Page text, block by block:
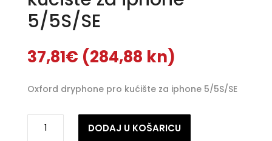
5/5S/SE
37,81€ (284,88 kn)
Oxford dryphone pro kućište za iphone 5/5S/SE
dryphone
DODAJ U KOŠARICU